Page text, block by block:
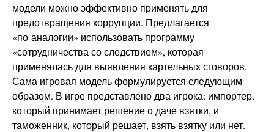
модели можно эффективно применять для
предотвращения коррупции. Предлагается
«по аналогии» использовать программу
«сотрудничества со следствием», которая
применялась для выявления картельных сговоров.
Сама игровая модель формулируется следующим
образом. В игре представлено два игрока: импортер,
который принимает решение о даче взятки, и
таможенник, который решает, взять взятку или нет.